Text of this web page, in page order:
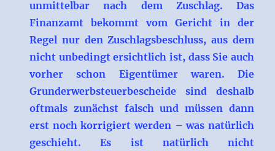
unmittelbar nach dem Zuschlag. Das
Finanzamt bekommt vom Gericht in der
Regel nur den Zuschlagsbeschluss, aus dem
nicht unbedingt ersichtlich ist, dass Sie auch
vorher schon Eigentümer waren. Die
Grunderwerbsteuerbescheide sind deshalb
oftmals zunächst falsch und müssen dann
erst noch korrigiert werden – was natürlich
geschieht. Es ist natürlich nicht